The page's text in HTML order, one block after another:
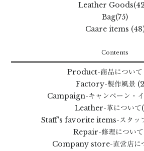
Leather
Bag(75)
Caare items
Contents
Product-商品について
Factory-製作風景
Campaign-キャンペーン・
Leather-革について
Staff's favorite items-スタッ
Repair-修理について
Company store-直営店に